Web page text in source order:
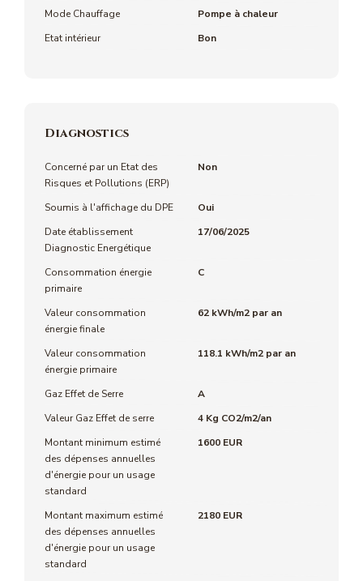
Mode Chauffage
Pompe à chaleur
Etat intérieur
Bon
Diagnostics
Concerné par un Etat des
Risques et Pollutions (ERP)
Non
Soumis à l'affichage du DPE
Oui
Date établissement
Diagnostic Energétique
17/06/2025
Consommation énergie
primaire
C
Valeur consommation
énergie finale
62 kWh/m2 par an
Valeur consommation
énergie primaire
118.1 kWh/m2 par an
Gaz Effet de Serre
A
Valeur Gaz Effet de serre
4 Kg CO2/m2/an
Montant minimum estimé
des dépenses annuelles
d'énergie pour un usage
standard
1600 EUR
Montant maximum estimé
des dépenses annuelles
d'énergie pour un usage
standard
2180 EUR